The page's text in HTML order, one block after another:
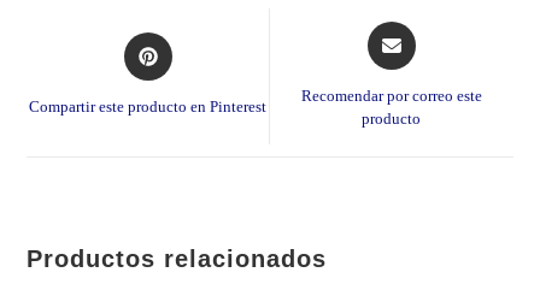
Opens
in
new
Compartir este producto en Pinterest
Opens
in
new
Recomendar por correo este
producto
Productos relacionados